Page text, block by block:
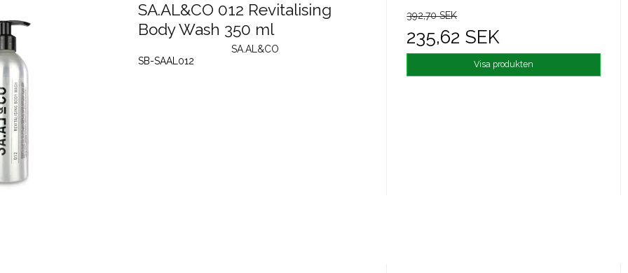
SA.AL&CO 012 Revitalising
Body Wash 350 ml
SA.AL&CO
SB-SAAL012
392,70 SEK
235,62 SEK
Visa produkten